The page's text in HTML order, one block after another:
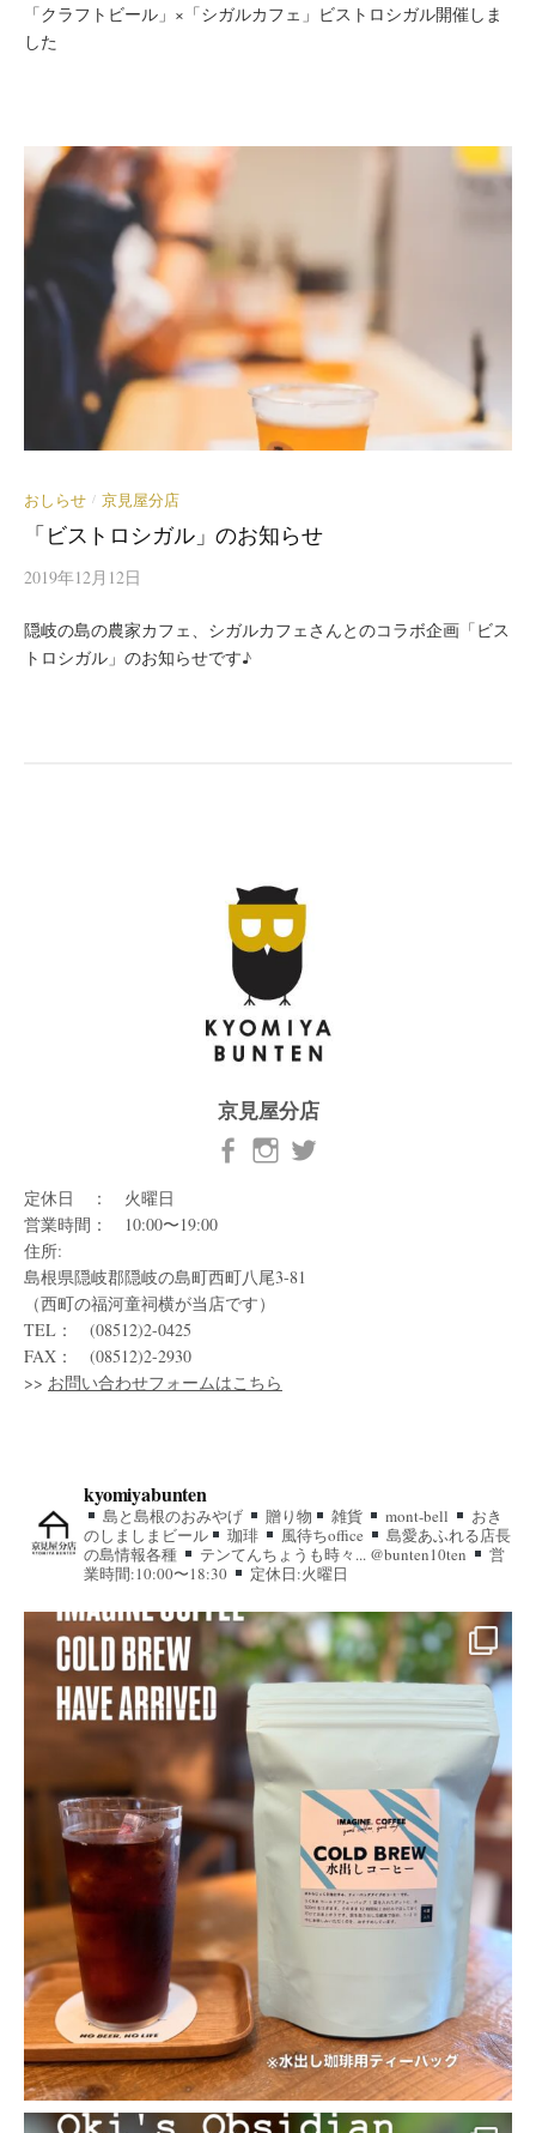
「クラフトビール」×「シガルカフェ」ビストロシガル開催しま
した
おしらせ / 京見屋分店
「ビストロシガル」のお知らせ
2019年12月12日
隠岐の島の農家カフェ、シガルカフェさんとのコラボ企画「ビス
トロシガル」のお知らせです♪
京見屋分店
定休日 ： 火曜日
営業時間： 10:00〜19:00
住所:
島根県隠岐郡隠岐の島町西町八尾3-81
（西町の福河童祠横が当店です）
TEL： (08512)2-0425
FAX： (08512)2-2930
>> お問い合わせフォームはこちら
kyomiyabunten
島と島根のおみやげ 贈り物 雑貨 mont-bell
おき
のしましまビール
珈琲 風待ちoffice
島愛あふれる店長
の島情報各種
テンてんちょうも時々... @bunten10ten
営
業時間:10:00〜18:30
定休日:火曜日